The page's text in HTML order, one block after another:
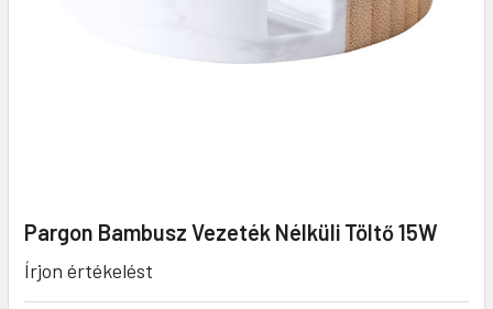
Pargon Bambusz Vezeték Nélküli Töltő 15W
Írjon értékelést